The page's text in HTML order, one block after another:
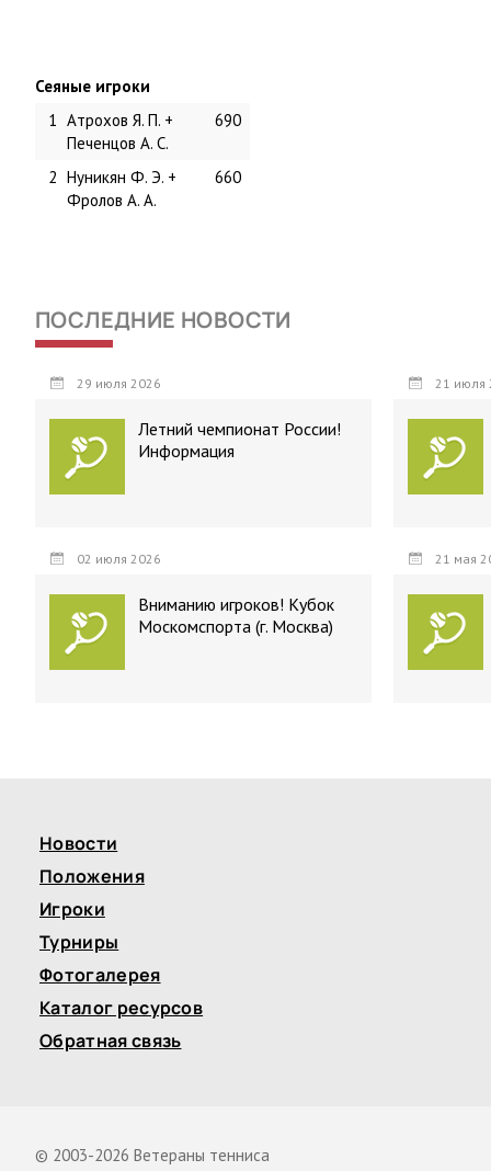
Сеяные игроки
1 Атрохов Я. П. +
Печенцов А. С.
690
2 Нуникян Ф. Э. +
Фролов А. А.
660
ПОСЛЕДНИЕ НОВОСТИ
29 июля 2026
Летний чемпионат России!
Информация
21 июля
02 июля 2026
Вниманию игроков! Кубок
Москомспорта (г. Москва)
21 мая
Новости
Положения
Игроки
Турниры
Фотогалерея
Каталог ресурсов
Обратная связь
© 2003-2026 Ветераны тенниса